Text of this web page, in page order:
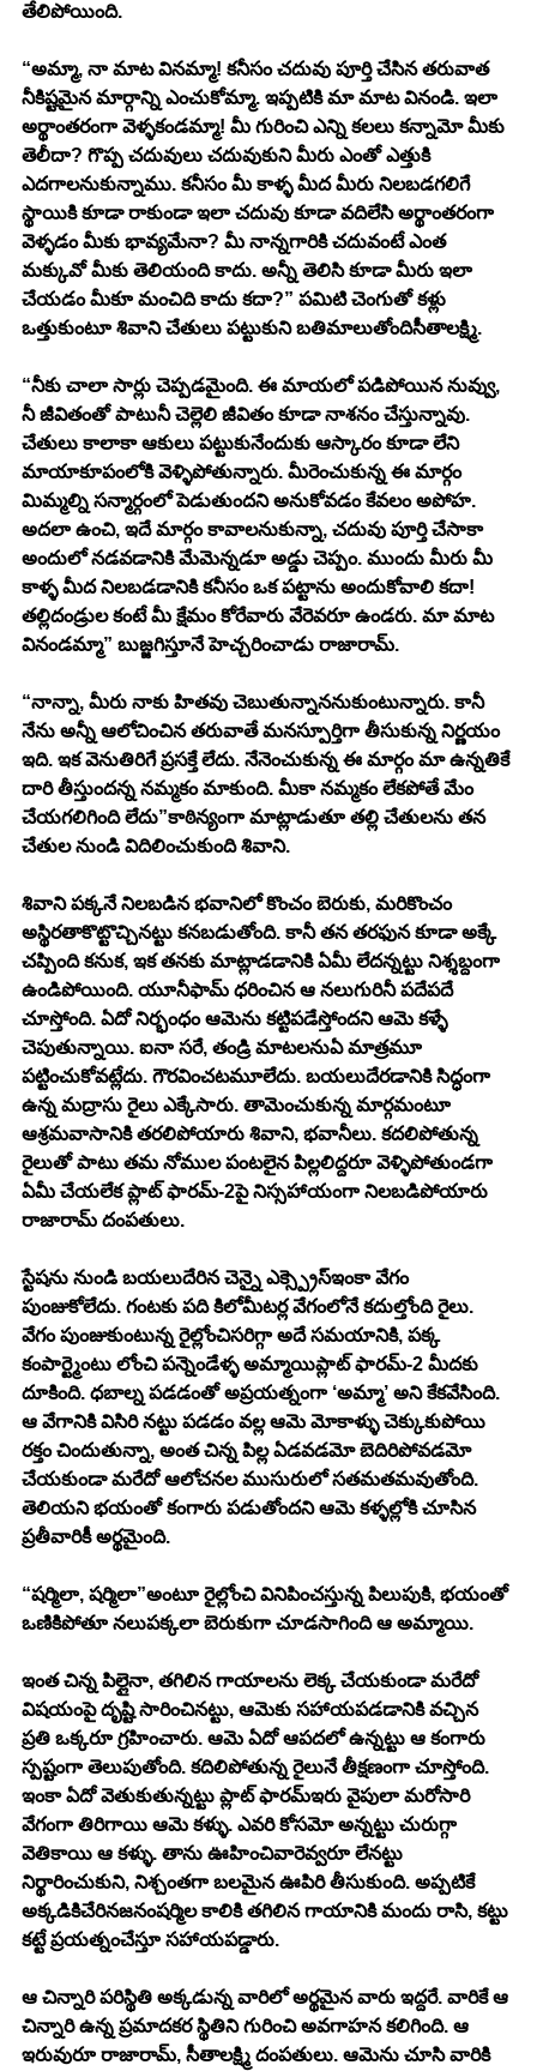
తేలిపోయింది.
“అమ్మా, నా మాట వినమ్మా! కనీసం చదువు పూర్తి చేసిన తరువాత
నీకిష్టమైన మార్గాన్ని ఎంచుకోమ్మా. ఇప్పటికి మా మాట వినండి. ఇలా
అర్థాంతరంగా వెళ్ళకండమ్మా! మీ గురించి ఎన్ని కలలు కన్నామో మీకు
తెలీదా? గొప్ప చదువులు చదువుకుని మీరు ఎంతో ఎత్తుకి
ఎదగాలనుకున్నాము. కనీసం మీ కాళ్ళ మీద మీరు నిలబడగలిగే
స్థాయికి కూడా రాకుండా ఇలా చదువు కూడా వదిలేసి అర్థాంతరంగా
వెళ్ళడం మీకు భావ్యమేనా? మీ నాన్నగారికి చదువంటే ఎంత
మక్కువో మీకు తెలియంది కాదు. అన్నీ తెలిసి కూడా మీరు ఇలా
చేయడం మీకూ మంచిది కాదు కదా?” పమిటి చెంగుతో కళ్లు
ఒత్తుకుంటూ శివాని చేతులు పట్టుకుని బతిమాలుతోందిసీతాలక్ష్మి.
“నీకు చాలా సార్లు చెప్పడమైంది. ఈ మాయలో పడిపోయిన నువ్వు,
నీ జీవితంతో పాటునీ చెల్లెలి జీవితం కూడా నాశనం చేస్తున్నావు.
చేతులు కాలాకా ఆకులు పట్టుకునేందుకు ఆస్కారం కూడా లేని
మాయాకూపంలోకి వెళ్ళిపోతున్నారు. మీరెంచుకున్న ఈ మార్గం
మిమ్మల్ని సన్మార్గంలో పెడుతుందని అనుకోవడం కేవలం అపోహ.
అదలా ఉంచి, ఇదే మార్గం కావాలనుకున్నా, చదువు పూర్తి చేసాకా
అందులో నడవడానికి మేమెన్నడూ అడ్డు చెప్పం. ముందు మీరు మీ
కాళ్ళ మీద నిలబడడానికి కనీసం ఒక పట్టాను అందుకోవాలి కదా!
తల్లిదండ్రుల కంటే మీ క్షేమం కోరేవారు వేరెవరూ ఉండరు. మా మాట
వినండమ్మా” బుజ్జగిస్తూనే హెచ్చరించాడు రాజారామ్.
“నాన్నా, మీరు నాకు హితవు చెబుతున్నాననుకుంటున్నారు. కానీ
నేను అన్నీ ఆలోచించిన తరువాతే మనస్పూర్తిగా తీసుకున్న నిర్ణయం
ఇది. ఇక వెనుతిరిగే ప్రసక్తే లేదు. నేనెంచుకున్న ఈ మార్గం మా ఉన్నతికే
దారి తీస్తుందన్న నమ్మకం మాకుంది. మీకా నమ్మకం లేకపోతే మేం
చేయగలిగింది లేదు”కాఠిన్యంగా మాట్లాడుతూ తల్లి చేతులను తన
చేతుల నుండి విదిలించుకుంది శివాని.
శివాని పక్కనే నిలబడిన భవానిలో కొంచం బెరుకు, మరికొంచం
అస్థిరతాకొట్టొచ్చినట్టు కనబడుతోంది. కానీ తన తరఫున కూడా అక్కే
చప్పింది కనుక, ఇక తనకు మాట్లాడడానికి ఏమీ లేదన్నట్టు నిశ్శబ్దంగా
ఉండిపోయింది. యూనీఫామ్ ధరించిన ఆ నలుగురినీ పదేపదే
చూస్తోంది. ఏదో నిర్భంధం ఆమెను కట్టిపడేస్తోందని ఆమె కళ్ళే
చెపుతున్నాయి. ఐనా సరే, తండ్రి మాటలనుఏ మాత్రమూ
పట్టించుకోవట్లేదు. గౌరవించటమూలేదు. బయలుదేరడానికి సిద్ధంగా
ఉన్న మద్రాసు రైలు ఎక్కేసారు. తామెంచుకున్న మార్గమంటూ
ఆశ్రమవాసానికి తరలిపోయారు శివాని, భవానీలు. కదలిపోతున్న
రైలుతో పాటు తమ నోముల పంటలైన పిల్లలిద్దరూ వెళ్ళిపోతుండగా
ఏమీ చేయలేక ప్లాట్ ఫారమ్-2పై నిస్సహాయంగా నిలబడిపోయారు
రాజారామ్ దంపతులు.
స్టేషను నుండి బయలుదేరిన చెన్నై ఎక్స్ప్రెస్ఇంకా వేగం
పుంజుకోలేదు. గంటకు పది కిలోమీటర్ల వేగంలోనే కదుల్తోంది రైలు.
వేగం పుంజుకుంటున్న రైల్లోంచిసరిగ్గా అదే సమయానికి, పక్క
కంపార్ట్మెంటు లోంచి పన్నెండేళ్ళ అమ్మాయిప్లాట్ ఫారమ్-2 మీదకు
దూకింది. ధబాల్న పడడంతో అప్రయత్నంగా ‘అమ్మా’ అని కేకవేసింది.
ఆ వేగానికి విసిరి నట్టు పడడం వల్ల ఆమె మోకాళ్ళు చెక్కుకుపోయి
రక్తం చిందుతున్నా, అంత చిన్న పిల్ల ఏడవడమో బెదిరిపోవడమో
చేయకుండా మరేదో ఆలోచనల ముసురులో సతమతమవుతోంది.
తెలియని భయంతో కంగారు పడుతోందని ఆమె కళ్ళల్లోకి చూసిన
ప్రతీవారికీ అర్థమైంది.
“షర్మిలా, షర్మిలా”అంటూ రైల్లోంచి వినిపించస్తున్న పిలుపుకి, భయంతో
ఒణికిపోతూ నలుపక్కలా బెరుకుగా చూడసాగింది ఆ అమ్మాయి.
ఇంత చిన్న పిల్లైనా, తగిలిన గాయాలను లెక్క చేయకుండా మరేదో
విషయంపై దృష్టి సారించినట్టు, ఆమెకు సహాయపడడానికి వచ్చిన
ప్రతి ఒక్కరూ గ్రహించారు. ఆమె ఏదో ఆపదలో ఉన్నట్టు ఆ కంగారు
స్పష్టంగా తెలుపుతోంది. కదిలిపోతున్న రైలునే తీక్షణంగా చూస్తోంది.
ఇంకా ఏదో వెతుకుతున్నట్టు ప్లాట్ ఫారమ్ఇరు వైపులా మరోసారి
వేగంగా తిరిగాయి ఆమె కళ్ళు. ఎవరి కోసమో అన్నట్టు చురుగ్గా
వెతికాయి ఆ కళ్ళు. తాను ఊహించివారెవ్వరూ లేనట్టు
నిర్థారించుకుని, నిశ్చంతగా బలమైన ఊపిరి తీసుకుంది. అప్పటికే
అక్కడికిచేరినజనంషర్మిల కాలికి తగిలిన గాయానికి మందు రాసి, కట్టు
కట్టే ప్రయత్నంచేస్తూ సహాయపడ్డారు.
ఆ చిన్నారి పరిస్థితి అక్కడున్న వారిలో అర్థమైన వారు ఇద్దరే. వారికే ఆ
చిన్నారి ఉన్న ప్రమాదకర స్థితిని గురించి అవగాహన కలిగింది. ఆ
ఇరువురూ రాజారామ్, సీతాలక్ష్మి దంపతులు. ఆమెను చూసి వారికి